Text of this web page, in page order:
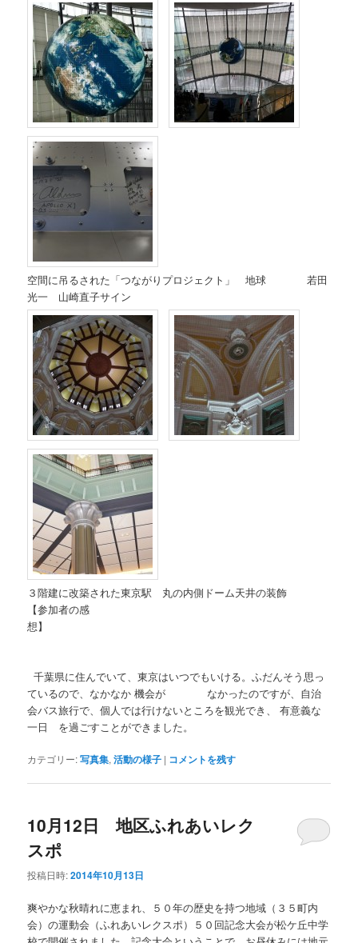
空間に吊るされた「つながりプロジェクト」 地球 若田
光一 山崎直子サイン
３階建に改築された東京駅 丸の内側ドーム天井の装飾
【参加者の感
想
千葉県に住んでいて、東京はいつでもいける。ふだんそう思っ
ているので、なかなか 機会が なかったのですが、自治
会バス旅行で、個人では行けないところを観光でき、 有意義な
一日 を過ごすことができました。
カテゴリー:写真集,活動の様子 | コメントを残す
10月12日 地区ふれあいレク
スポ
投稿日時:2014年10月13日
爽やかな秋晴れに恵まれ、５０年の歴史を持つ地域（３５町内
会）の運動会（ふれあいレクスポ）５０回記念大会が松ケ丘中学